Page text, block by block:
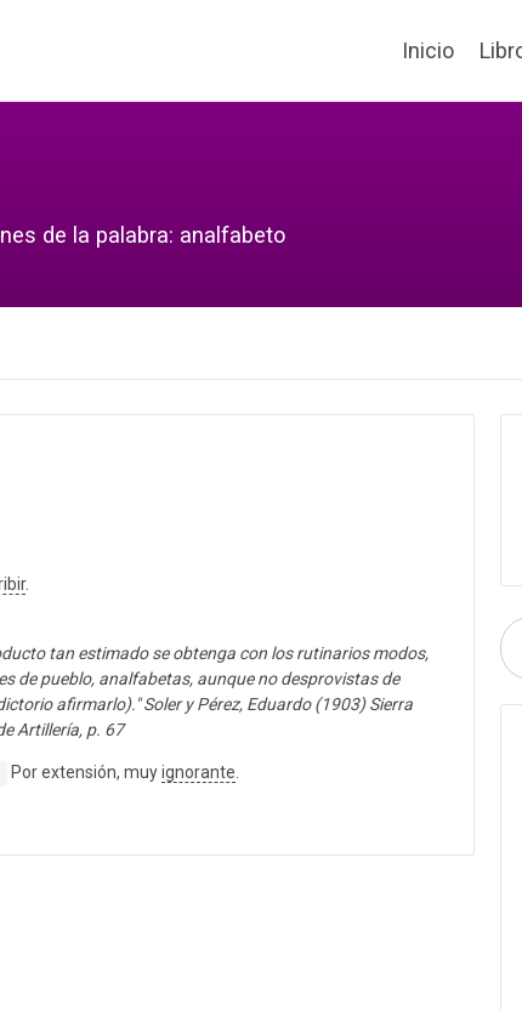
Inicio
de la palabra: analfabeto
.
tan estimado se obtenga con los rutinarios modos,
de pueblo, analfabetas, aunque no desprovistas de
afirmarlo)." Soler y Pérez, Eduardo (1903) Sierra
Artillería, p. 67
Por extensión, muyignorante.